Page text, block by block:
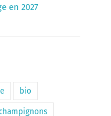
en 2027
bio